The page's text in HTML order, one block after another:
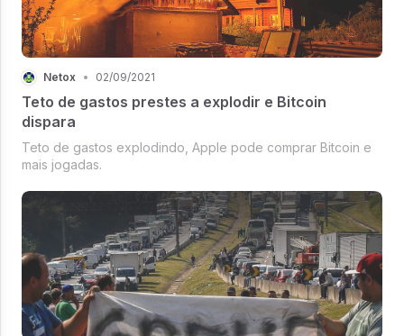
Netox • 02/09/2021
Teto de gastos prestes a explodir e Bitcoin
dispara
Teto de gastos explodindo, Apple pode comprar Bitcoin e
mais jogadas.